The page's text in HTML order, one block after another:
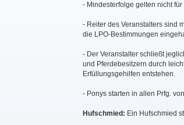
- Mindesterfolge gelten nicht
- Reiter des Veranstalters sind
die LPO-Bestimmungen
- Der Veranstalter schließt
und Pferdebesitzern durch
Erfüllungsgehilfen entstehen.
- Ponys starten in allen Prfg.
Hufschmied: Ein Hufschmied